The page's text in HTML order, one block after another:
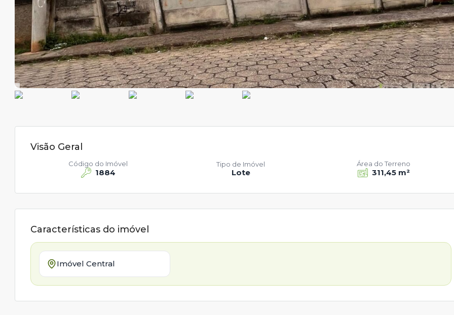
Visão Geral
1884
Código do Imóvel
Lote
Tipo de Imóvel
311,45 m²
Área do Terreno
Características do imóvel
Imóvel Central